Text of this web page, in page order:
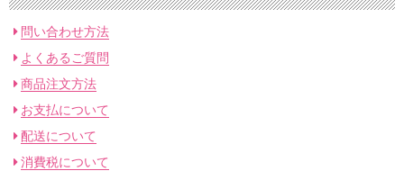
問い合わせ方法
よくあるご質問
商品注文方法
お支払について
配送について
消費税について